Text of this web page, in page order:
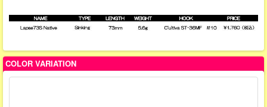
COLOR VARIATION